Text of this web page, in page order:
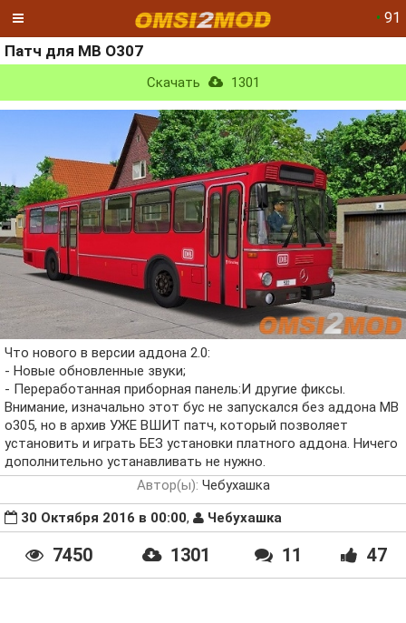
• 91
Патч для MB O307
Скачать 1301
Что нового в версии аддона 2.0:
- Новые обновленные звуки;
- Переработанная приборная панель:И другие фиксы.
Внимание, изначально этот бус не запускался без аддона MB
o305, но в архив УЖЕ ВШИТ патч, который позволяет
установить и играть БЕЗ установки платного аддона. Ничего
дополнительно устанавливать не нужно.
Автор(ы): Чебухашка
30 Октября 2016 в 00:00, Чебухашка
7450 1301 11 47